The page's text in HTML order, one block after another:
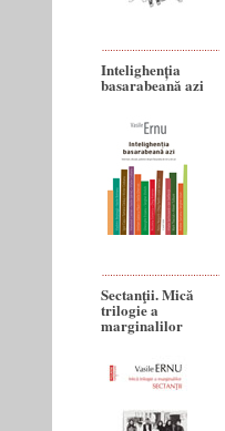
Intelighenția
basarabeană azi
Sectanţii. Mică
trilogie a
marginalilor